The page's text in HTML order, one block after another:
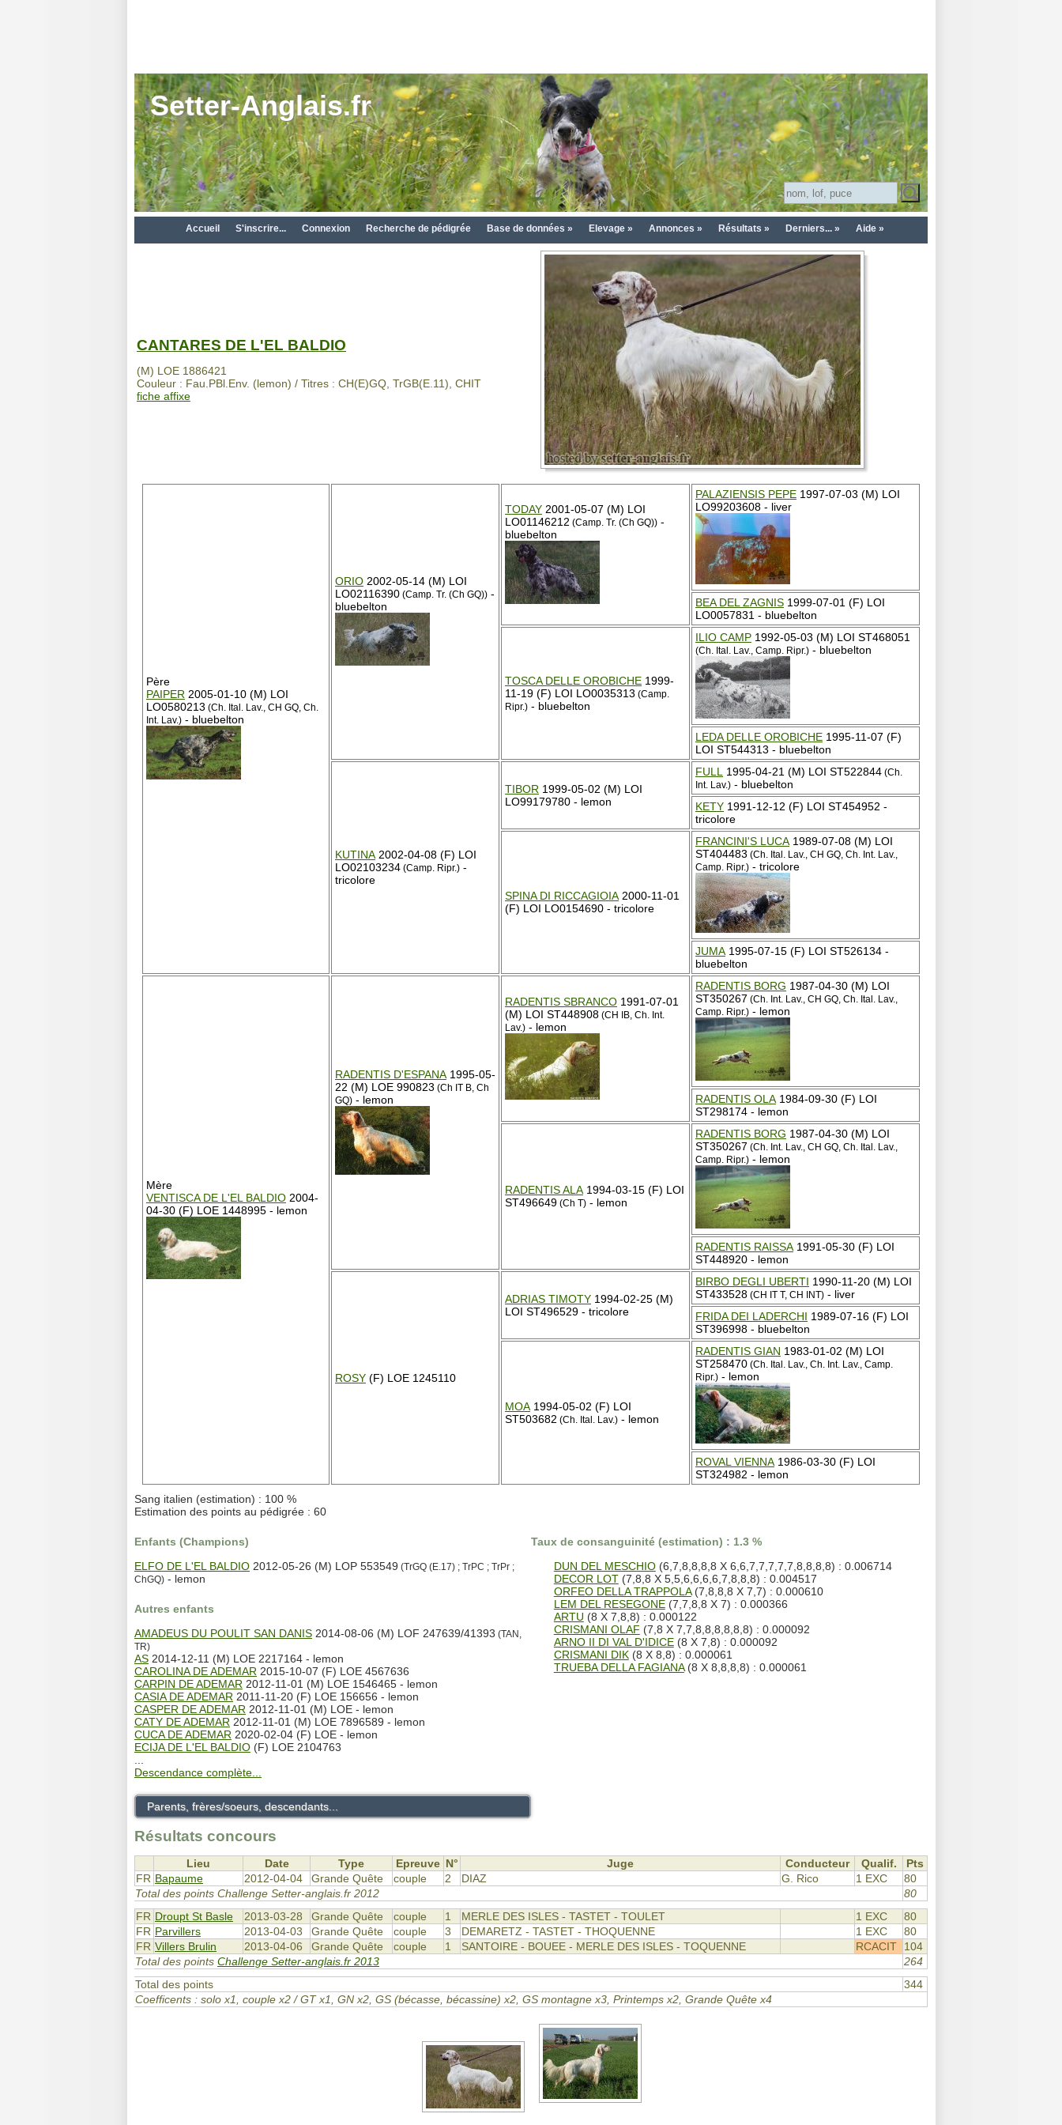
Setter-Anglais.fr
Accueil S'inscrire... Connexion Recherche de pédigrée Base de données » Elevage » Annonces » Résultats » Derniers... » Aide »
CANTARES DE L'EL BALDIO
(M) LOE 1886421
Couleur : Fau.PBl.Env. (lemon) / Titres : CH(E)GQ, TrGB(E.11), CHIT
fiche affixe
Père
PAIPER 2005-01-10 (M) LOI
LO0580213 (Ch. Ital. Lav., CH GQ, Ch.
Int. Lav.) - bluebelton
ORIO 2002-05-14 (M) LOI
LO02116390 (Camp. Tr. (Ch GQ)) -
bluebelton
TODAY 2001-05-07 (M) LOI
LO01146212 (Camp. Tr. (Ch GQ)) -
bluebelton
PALAZIENSIS PEPE 1997-07-03 (M) LOI
LO99203608 - liver
BEA DEL ZAGNIS 1999-07-01 (F) LOI
LO0057831 - bluebelton
TOSCA DELLE OROBICHE 1999-
11-19 (F) LOI LO0035313 (Camp.
Ripr.) - bluebelton
ILIO CAMP 1992-05-03 (M) LOI ST468051
(Ch. Ital. Lav., Camp. Ripr.) - bluebelton
LEDA DELLE OROBICHE 1995-11-07 (F)
LOI ST544313 - bluebelton
KUTINA 2002-04-08 (F) LOI
LO02103234 (Camp. Ripr.) -
tricolore
TIBOR 1999-05-02 (M) LOI
LO99179780 - lemon
FULL 1995-04-21 (M) LOI ST522844 (Ch.
Int. Lav.) - bluebelton
KETY 1991-12-12 (F) LOI ST454952 -
tricolore
SPINA DI RICCAGIOIA 2000-11-01
(F) LOI LO0154690 - tricolore
FRANCINI'S LUCA 1989-07-08 (M) LOI
ST404483 (Ch. Ital. Lav., CH GQ, Ch. Int. Lav.,
Camp. Ripr.) - tricolore
JUMA 1995-07-15 (F) LOI ST526134 -
bluebelton
Mère
VENTISCA DE L'EL BALDIO 2004-
04-30 (F) LOE 1448995 - lemon
RADENTIS D'ESPANA 1995-05-
22 (M) LOE 990823 (Ch IT B, Ch
GQ) - lemon
RADENTIS SBRANCO 1991-07-01
(M) LOI ST448908 (CH IB, Ch. Int.
Lav.) - lemon
RADENTIS BORG 1987-04-30 (M) LOI
ST350267 (Ch. Int. Lav., CH GQ, Ch. Ital. Lav.,
Camp. Ripr.) - lemon
RADENTIS OLA 1984-09-30 (F) LOI
ST298174 - lemon
RADENTIS ALA 1994-03-15 (F) LOI
ST496649 (Ch T) - lemon
RADENTIS BORG 1987-04-30 (M) LOI
ST350267 (Ch. Int. Lav., CH GQ, Ch. Ital. Lav.,
Camp. Ripr.) - lemon
RADENTIS RAISSA 1991-05-30 (F) LOI
ST448920 - lemon
ROSY (F) LOE 1245110
ADRIAS TIMOTY 1994-02-25 (M)
LOI ST496529 - tricolore
BIRBO DEGLI UBERTI 1990-11-20 (M) LOI
ST433528 (CH IT T, CH INT) - liver
FRIDA DEI LADERCHI 1989-07-16 (F) LOI
ST396998 - bluebelton
MOA 1994-05-02 (F) LOI
ST503682 (Ch. Ital. Lav.) - lemon
RADENTIS GIAN 1983-01-02 (M) LOI
ST258470 (Ch. Ital. Lav., Ch. Int. Lav., Camp.
Ripr.) - lemon
ROVAL VIENNA 1986-03-30 (F) LOI
ST324982 - lemon
Sang italien (estimation) : 100 %
Estimation des points au pédigrée : 60
Enfants (Champions)
ELFO DE L'EL BALDIO 2012-05-26 (M) LOP 553549 (TrGQ (E.17) ; TrPC ; TrPr ;
ChGQ) - lemon
Autres enfants
AMADEUS DU POULIT SAN DANIS 2014-08-06 (M) LOF 247639/41393 (TAN,
TR)
AS 2014-12-11 (M) LOE 2217164 - lemon
CAROLINA DE ADEMAR 2015-10-07 (F) LOE 4567636
CARPIN DE ADEMAR 2012-11-01 (M) LOE 1546465 - lemon
CASIA DE ADEMAR 2011-11-20 (F) LOE 156656 - lemon
CASPER DE ADEMAR 2012-11-01 (M) LOE - lemon
CATY DE ADEMAR 2012-11-01 (M) LOE 7896589 - lemon
CUCA DE ADEMAR 2020-02-04 (F) LOE - lemon
ECIJA DE L'EL BALDIO (F) LOE 2104763
Descendance complète...
Parents, frères/soeurs, descendants...
Taux de consanguinité (estimation) : 1.3 %
DUN DEL MESCHIO(6,7,8,8,8,8 X 6,6,7,7,7,7,7,8,8,8,8) : 0.006714
DECOR LOT(7,8,8 X 5,5,6,6,6,6,7,8,8,8) : 0.004517
ORFEO DELLA TRAPPOLA(7,8,8,8 X 7,7) : 0.000610
LEM DEL RESEGONE(7,7,8,8 X 7) : 0.000366
ARTU (8 X 7,8,8) : 0.000122
CRISMANI OLAF (7,8 X 7,7,8,8,8,8,8,8) : 0.000092
ARNO II DI VAL D'IDICE(8 X 7,8) : 0.000092
CRISMANI DIK(8 X 8,8) : 0.000061
TRUEBA DELLA FAGIANA(8 X 8,8,8,8) : 0.000061
Résultats concours
Lieu Date Type Epreuve N° Juge Conducteur Qualif.
Pts
FR Bapaume 2012-04-04 Grande Quête couple 2 DIAZ G. Rico 1 EXC
80
Total des points Challenge Setter-anglais.fr 2012
80
FR Droupt St Basle 2013-03-28 Grande Quête couple 1 MERLE DES ISLES - TASTET - TOULET 1 EXC
80
FR Parvillers 2013-04-03 Grande Quête couple 3 DEMARETZ - TASTET - THOQUENNE 1 EXC
80
FR Villers Brulin 2013-04-06 Grande Quête couple 1 SANTOIRE - BOUEE - MERLE DES ISLES - TOQUENNE RCACIT
104
Total des points Challenge Setter-anglais.fr 2013
264
Total des points
344
Coefficents : solo x1, couple x2 / GT x1, GN x2, GS (bécasse, bécassine) x2, GS montagne x3, Printemps x2, Grande Quête x4